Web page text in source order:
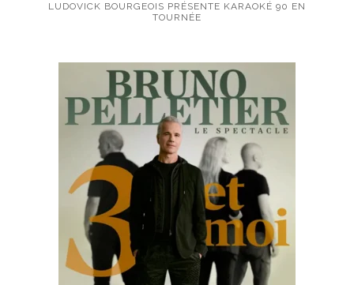
LUDOVICK BOURGEOIS PRÉSENTE KARAOKÉ 90 EN
TOURNÉE